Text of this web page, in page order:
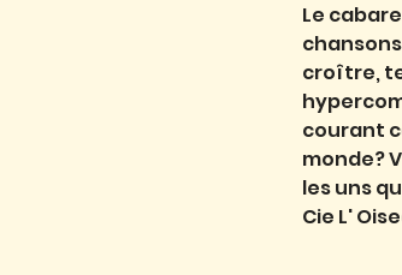
Le
croître,
courant
monde?
les uns
Cie L'